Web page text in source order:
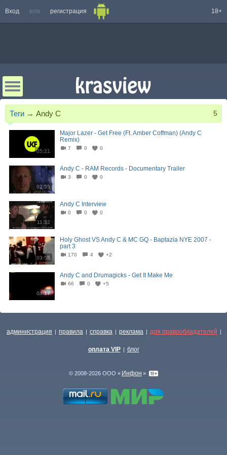
Вход или регистрация 18+
Теги → Andy C 5
05:21
Major Lazer - Get Free (Ft. Amber Coffman) (Andy C
Remix)
7 0 0
02:55
Andy C - RAM Records - Documentary Trailer
3 0 0
11:32
Andy C Interview
0 0 0
03:55
Holy Ghost VS Andy C & MC GQ - Baptazia NYE 2007 -
part 3
170 4 +2
04:17
Andy C and Drumagicks - Get It Make Me
66 0 +5
администрация | правила | справка | реклама | для правообладателей |
оплата VIP | блог
© 2008-2026 ООО « Инфон »